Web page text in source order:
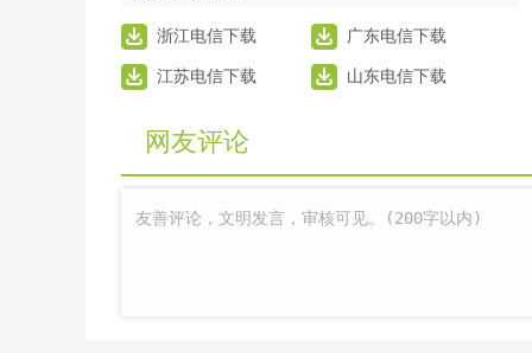
浙江电信下载 广东电信下载
江苏电信下载 山东电信下载
网友评论